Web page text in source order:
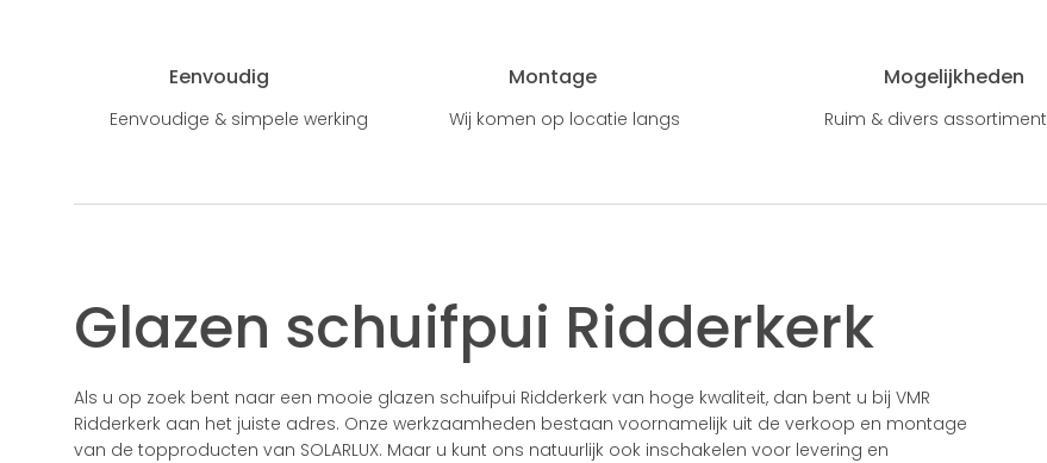
Eenvoudig
Eenvoudige & simpele werking
Montage
Wij komen op locatie langs
Mogelijkheden
Ruim & divers assortiment
Glazen schuifpui Ridderkerk
Als u op zoek bent naar een mooie glazen schuifpui Ridderkerk van hoge kwaliteit, dan bent u bij VMR
Ridderkerk aan het juiste adres. Onze werkzaamheden bestaan voornamelijk uit de verkoop en montage
van de topproducten van SOLARLUX. Maar u kunt ons natuurlijk ook inschakelen voor levering en